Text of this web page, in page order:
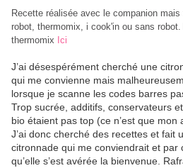
Recette réalisée avec le companion
robot, thermomix, i cook'in ou sans
thermomix Ici
J’ai désespérément cherché une
qui me convienne mais
lorsque je scanne les codes barres
Trop sucrée, additifs, conservateurs
bio étaient pas top (ce n’est que mon
J’ai donc cherché des recettes et fait
citronnade qui me conviendrait et par
qu’elle s’est avérée la bienvenue.